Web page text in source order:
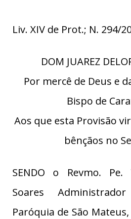
Liv. XIV de Prot.; N. 294/
DOM JUAREZ
Por mercê de Deus e
Bispo de
Aos que esta Provisão
bênçãos no
SENDO o Revmo.
Soares
Paróquia de São